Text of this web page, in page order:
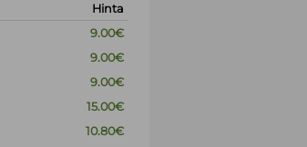
Hinta
9.00€
9.00€
9.00€
15.00€
10.80€